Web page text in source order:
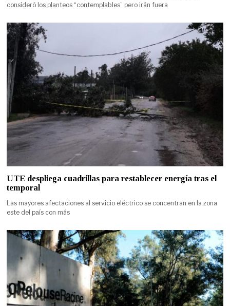
consideró los planteos “contemplables” pero irán fuera
UTE despliega cuadrillas para restablecer energía tras el
temporal
Las mayores afectaciones al servicio eléctrico se concentran en la zona
este del país con más